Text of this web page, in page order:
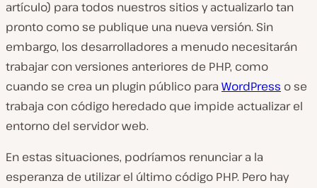
artículo) para todos nuestros sitios y actualizarlo tan
pronto como se publique una nueva versión. Sin
embargo, los desarrolladores a menudo necesitarán
trabajar con versiones anteriores de PHP, como
cuando se crea un plugin público para WordPress o se
trabaja con código heredado que impide actualizar el
entorno del servidor web.
En estas situaciones, podríamos renunciar a la
esperanza de utilizar el último código PHP. Pero hay